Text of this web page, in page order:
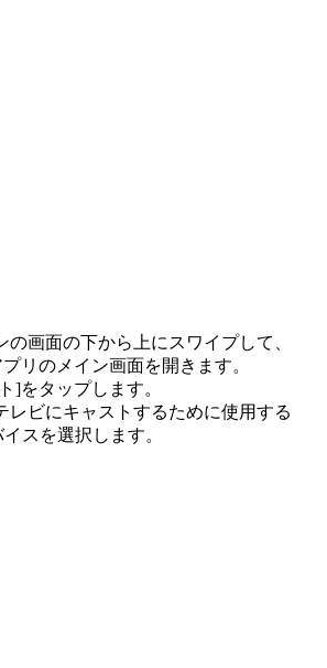
の画面の下から上にスワイプして、
プリのメイン画面を開きます。
]をタップします。
レビにキャストするために使用する
イスを選択します。